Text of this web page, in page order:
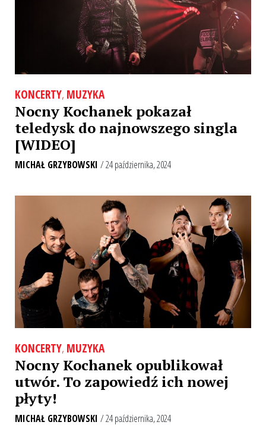
KONCERTY, MUZYKA
Nocny Kochanek pokazał
teledysk do najnowszego singla
[WIDEO]
MICHAŁ GRZYBOWSKI / 24 października, 2024
KONCERTY, MUZYKA
Nocny Kochanek opublikował
utwór. To zapowiedź ich nowej
płyty!
MICHAŁ GRZYBOWSKI / 24 października, 2024